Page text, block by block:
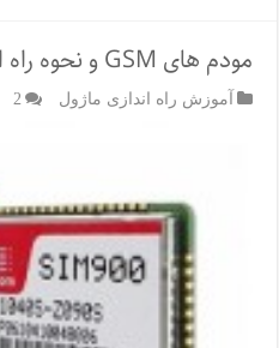
مودم های GSM و نحوه راه اندازی آنها
آموزش راه اندازی ماژول 2